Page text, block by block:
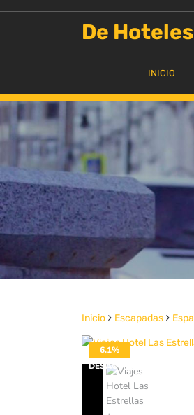
De
INICIO
Inicio Escapadas
6.1%
DESACTIVADO